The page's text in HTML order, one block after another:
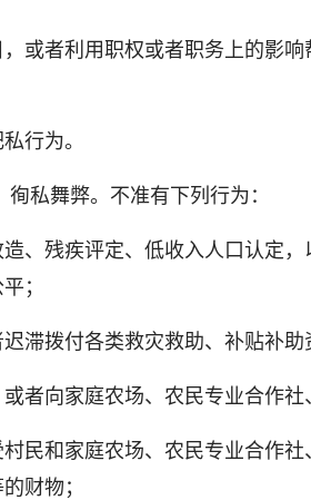
者利用职权或者职务上的影响
行为。
私舞弊。不准有下列行为：
残疾评定、低收入人口认定，
；
拨付各类救灾救助、补贴补助
向家庭农场、农民专业合作社
和家庭农场、农民专业合作社
财物；